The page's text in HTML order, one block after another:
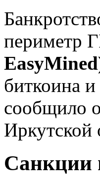
периметр
EasyMined
биткоина
сообщило
Иркутской
Санкции